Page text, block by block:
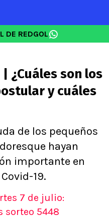
DE REDGOL
¿Cuáles son los
y cuáles
de los pequeños
hayan
importante en
19.
7 de julio:
sorteo 5448